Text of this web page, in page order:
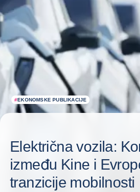
#EKONOMSKE PUBLIKACIJE
Električna vozila:
između Kine i
tranzicije mobilnosti